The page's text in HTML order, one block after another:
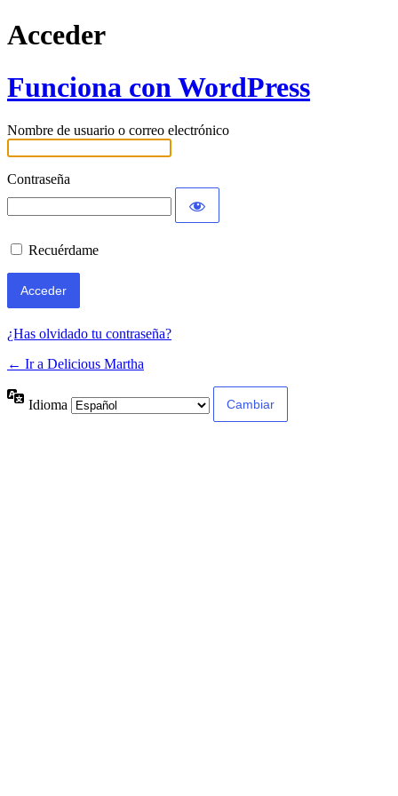
Acceder
Funciona con WordPress
Nombre de usuario o correo electrónico
Contraseña
Recuérdame
¿Has olvidado tu contraseña?
← Ir a Delicious Martha
Idioma